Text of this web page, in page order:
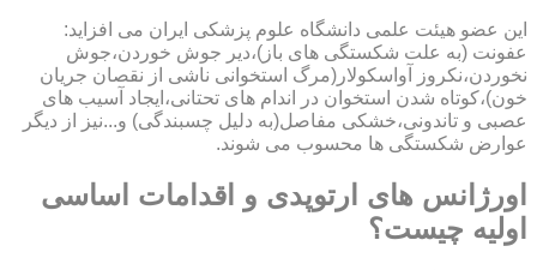
این عضو هیئت علمی دانشگاه علوم پزشکی ایران می افزاید:
عفونت (به علت شکستگی های باز)،دیر جوش خوردن،جوش
نخوردن،نکروز آواسکولار(مرگ استخوانی ناشی از نقصان جریان
خون)،کوتاه شدن استخوان در اندام های تحتانی،ایجاد آسیب های
عصبی و تاندونی،خشکی مفاصل(به دلیل چسبندگی) و...نیز از دیگر
عوارض شکستگی ها محسوب می شوند.
اورژانس های ارتوپدی و اقدامات اساسی
اولیه چیست؟